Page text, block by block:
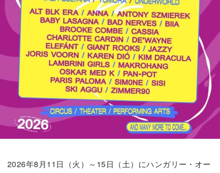
2026年8月11日（火）～15日（土）にハンガリー・オー